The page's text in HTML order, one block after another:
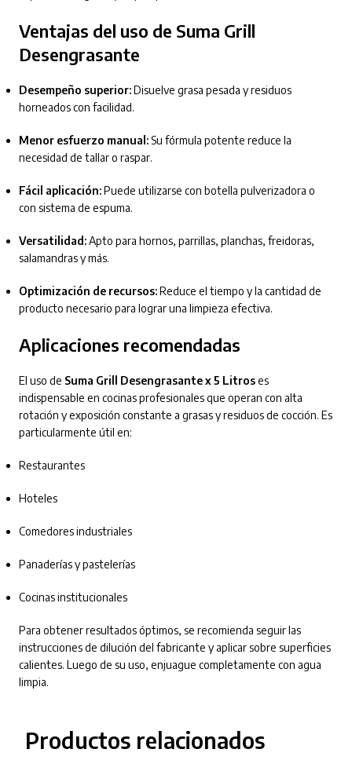
Ventajas del uso de Suma Grill
Desengrasante
Desempeño superior:Disuelve grasa pesada y residuos
horneados con facilidad.
Menor esfuerzo manual:Su fórmula potente reduce la
necesidad de tallar o raspar.
Fácil aplicación:Puede utilizarse con botella pulverizadora o
con sistema de espuma.
Versatilidad:Apto para hornos, parrillas, planchas, freidoras,
salamandras y más.
Optimización de recursos:Reduce el tiempo y la cantidad de
producto necesario para lograr una limpieza efectiva.
Aplicaciones recomendadas
El uso de Suma Grill Desengrasante x 5 Litroses
indispensable en cocinas profesionales que operan con alta
rotación y exposición constante a grasas y residuos de cocción. Es
particularmente útil en:
Restaurantes
Hoteles
Comedores industriales
Panaderías y pastelerías
Cocinas institucionales
Para obtener resultados óptimos, se recomienda seguir las
instrucciones de dilución del fabricante y aplicar sobre superficies
calientes. Luego de su uso, enjuague completamente con agua
limpia.
Productos relacionados